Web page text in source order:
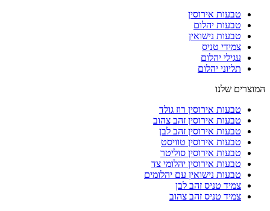
טבעות אירוסין
טבעות יהלום
טבעות נישואין
צמידי טניס
עגילי יהלום
תליוני יהלום
המוצרים שלנו
טבעות אירוסין רוז גולד
טבעות אירוסין זהב צהוב
טבעות אירוסין זהב לבן
טבעות אירוסין טוויסט
טבעות אירוסין סוליטר
טבעות אירוסין יהלומי צד
טבעות נישואין עם יהלומים
צמיד טניס זהב לבן
צמיד טניס זהב צהוב